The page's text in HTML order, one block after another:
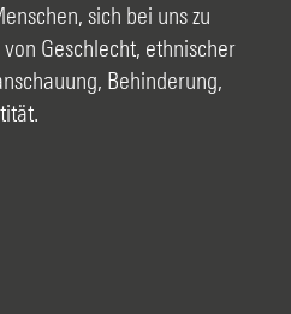
sich bei uns zu
Geschlecht, ethnischer
Behinderung,